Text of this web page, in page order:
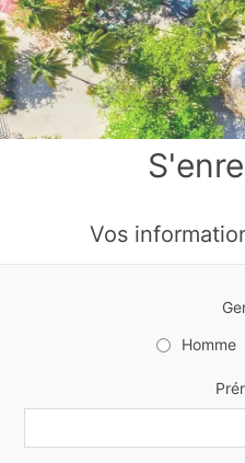
Vos
Homme